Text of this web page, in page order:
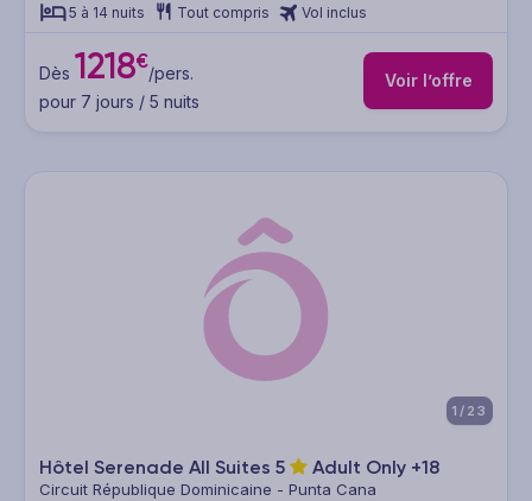
5 à 14 nuits Tout compris Vol inclus
Dès 1218€/pers.
pour 7 jours / 5 nuits
Voir l’offre
1/23
Hôtel Serenade All Suites 5 Adult Only +18
Circuit République Dominicaine - Punta Cana